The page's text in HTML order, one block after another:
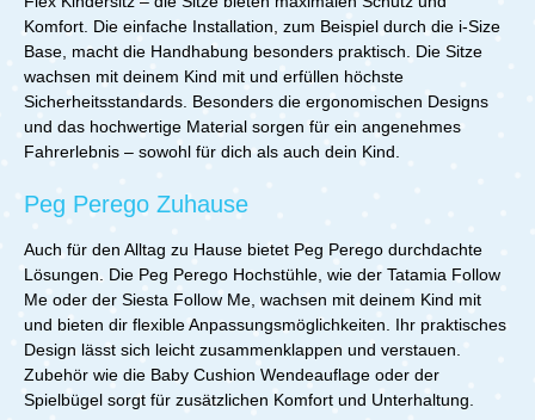
Komfort. Die einfache Installation, zum Beispiel durch die i-Size
Base, macht die Handhabung besonders praktisch. Die Sitze
wachsen mit deinem Kind mit und erfüllen höchste
Sicherheitsstandards. Besonders die ergonomischen Designs
und das hochwertige Material sorgen für ein angenehmes
Fahrerlebnis – sowohl für dich als auch dein Kind.
Peg Perego Zuhause
Auch für den Alltag zu Hause bietet Peg Perego durchdachte
Lösungen. Die Peg Perego Hochstühle, wie der Tatamia Follow
Me oder der Siesta Follow Me, wachsen mit deinem Kind mit
und bieten dir flexible Anpassungsmöglichkeiten. Ihr praktisches
Design lässt sich leicht zusammenklappen und verstauen.
Zubehör wie die Baby Cushion Wendeauflage oder der
Spielbügel sorgt für zusätzlichen Komfort und Unterhaltung.